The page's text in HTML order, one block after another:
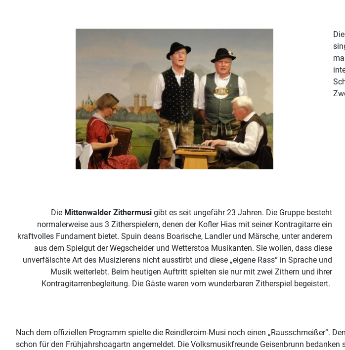
Die Mittenwalder Zithermusi gibt es seit ungefähr 23 Jahren. Die Gruppe besteht
normalerweise aus 3 Zitherspielern, denen der Kofler Hias mit seiner Kontragitarre ein
kraftvolles Fundament bietet. Spuin deans Boarische, Landler und Märsche, unter anderem
aus dem Spielgut der Wegscheider und Wetterstoa Musikanten. Sie wollen, dass diese
unverfälschte Art des Musizierens nicht ausstirbt und diese „eigene Rass“ in Sprache und
Musik weiterlebt. Beim heutigen Auftritt spielten sie nur mit zwei Zithern und ihrer
Kontragitarrenbegleitung. Die Gäste waren vom wunderbaren Zitherspiel begeistert.
Nach dem offiziellen Programm spielte die Reindleroim-Musi noch einen „Rausschmeißer“.
schon für den Frühjahrshoagartn angemeldet. Die Volksmusikfreunde Geisenbrunn